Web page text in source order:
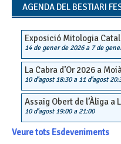
AGENDA DEL BESTIARI
Exposició Mitologia
14 de gener de 2026a 7 de
La Cabra d’Or 2026 a
10 d'agost 18:30a 11 d'agost
Assaig Obert de l’Àliga a
10 d'agost 19:00a 21:00
Veure tots Esdeveniments